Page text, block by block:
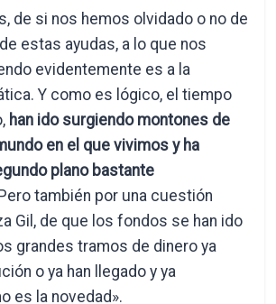
de si nos hemos olvidado o no de
estas ayudas, a lo que nos
evidentemente es a la
Y como es lógico, el tiempo
han ido surgiendo montones de
en el que vivimos y ha
plano bastante
también por una cuestión
Gil, de que los fondos se han ido
grandes tramos de dinero ya
o ya han llegado y ya
es la novedad».